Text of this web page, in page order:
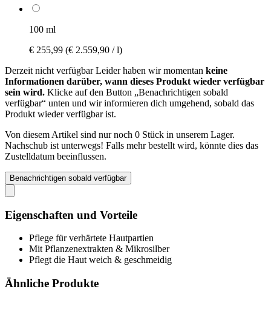
100 ml
€ 255,99 (€ 2.559,90 / l)
Derzeit nicht verfügbarLeider haben wir momentan keine
Informationen darüber, wann dieses Produkt wieder verfügbar
sein wird. Klicke auf den Button „Benachrichtigen sobald
verfügbar“ unten und wir informieren dich umgehend, sobald das
Produkt wieder verfügbar ist.
Von diesem Artikel sind nur noch 0 Stück in unserem Lager.
Nachschub ist unterwegs! Falls mehr bestellt wird, könnte dies das
Zustelldatum beeinflussen.
Benachrichtigen sobald verfügbar
Eigenschaften und Vorteile
Pflege für verhärtete Hautpartien
Mit Pflanzenextrakten & Mikrosilber
Pflegt die Haut weich & geschmeidig
Ähnliche Produkte